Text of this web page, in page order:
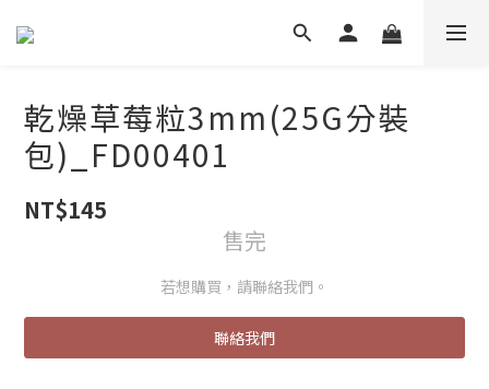
乾燥草莓粒3mm(25G分裝
包)_FD00401
NT$145
售完
若想購買，請聯絡我們。
聯絡我們